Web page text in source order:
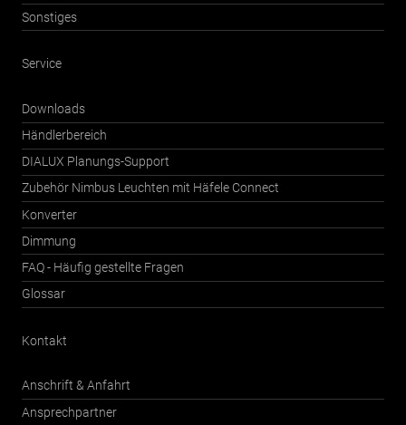
Sonstiges
Service
Downloads
Händlerbereich
DIALUX Planungs-Support
Zubehör Nimbus Leuchten mit Häfele Connect
Konverter
Dimmung
FAQ - Häufig gestellte Fragen
Glossar
Kontakt
Anschrift & Anfahrt
Ansprechpartner